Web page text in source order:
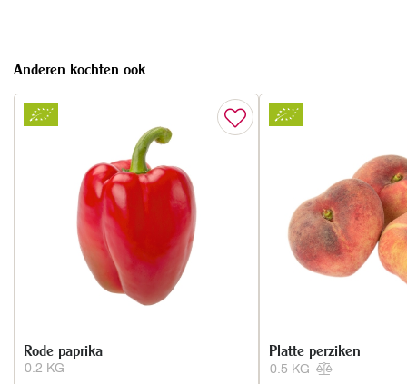
Anderen kochten ook
0.2 KG
Rode paprika
0.5 KG
Platte perziken